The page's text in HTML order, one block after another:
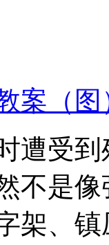
案（图
遭受
不是
架、